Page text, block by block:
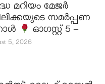
മറിയം മേജർ
സമർപ്പണ
ഓഗസ്റ്റ് 5 –
5, 2026